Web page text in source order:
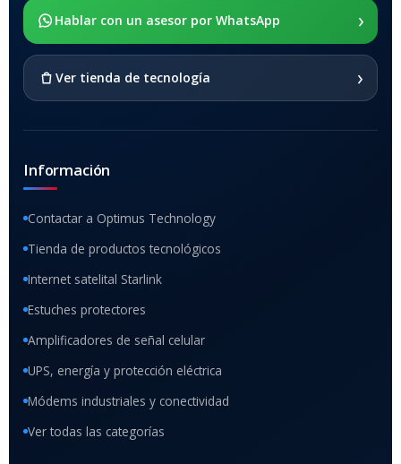
SOPORTE DE APOYO
Hablar con un asesor por WhatsApp ›
Ver tienda de tecnología ›
Información
Contactar a Optimus Technology
Tienda de productos tecnológicos
Internet satelital Starlink
Estuches protectores
Amplificadores de señal celular
UPS, energía y protección eléctrica
Módems industriales y conectividad
Ver todas las categorías